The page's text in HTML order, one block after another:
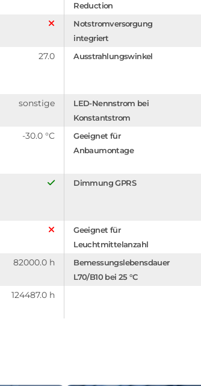
Reduction
Notstromversorgung
integriert
27.0 Ausstrahlungswinkel
sonstige
LED-Nennstrom bei
Konstantstrom
-30.0 °C
Geeignet für
Anbaumontage
Dimmung GPRS
Geeignet für
Leuchtmittelanzahl
82000.0 h
Bemessungslebensdauer
L70/B10 bei 25 °C
124487.0 h